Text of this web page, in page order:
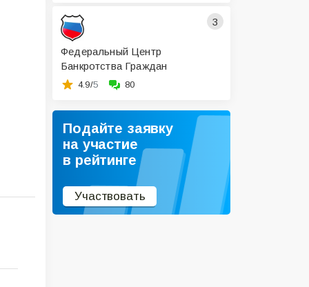
3
Федеральный Центр
Банкротства Граждан
4.9/5 80
Подайте заявку
на участие
в рейтинге
Участвовать